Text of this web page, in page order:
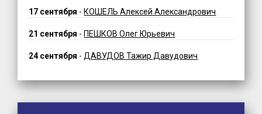
17 сентября -КОШЕЛЬ Алексей Александрович
21 сентября - ПЕШКОВ Олег Юрьевич
24 сентября -ДАВУДОВ Тажир Давудович